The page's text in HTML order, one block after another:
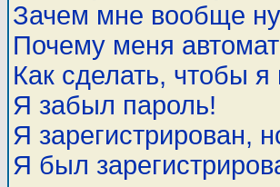
Зачем мне вообще
Почему меня
Как сделать, чтобы
Я забыл пароль!
Я зарегистрирован,
Я был